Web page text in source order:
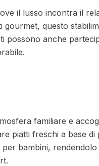
il lusso incontra il
gourmet, questo
possono anche
familiare e
piatti freschi a base
bambini,